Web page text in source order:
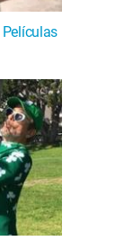
Películas